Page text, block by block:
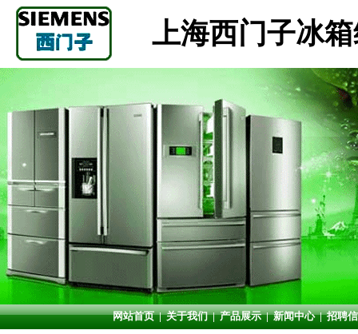
上海西门子冰
网站首页|关于我们|产品展示|新闻中心|招聘